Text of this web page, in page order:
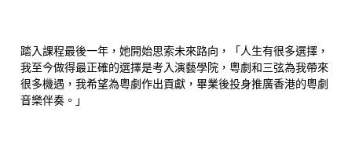
踏入課程最後一年，她開始思索未來路向，「人生有很多選擇，
我至今做得最正確的選擇是考入演藝學院，粵劇和三弦為我帶來
很多機遇，我希望為粵劇作出貢獻，畢業後投身推廣香港的粵劇
音樂伴奏。」